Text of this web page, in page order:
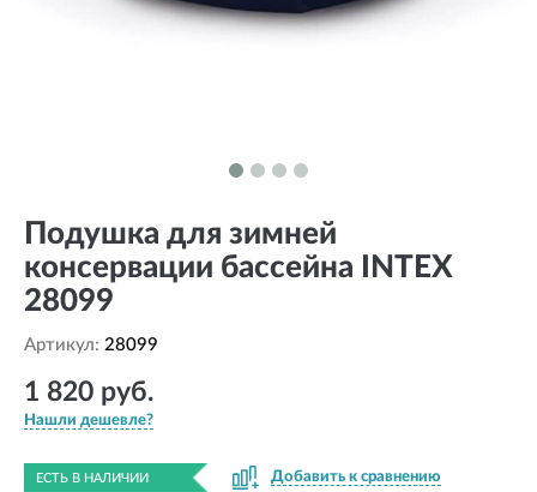
Подушка для зимней
консервации бассейна INTEX
28099
Артикул: 28099
1 820 руб.
Нашли дешевле?
ЕСТЬ В НАЛИЧИИ Добавить к сравнению